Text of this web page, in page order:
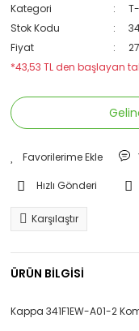
Kategori
Stok Kodu
Fiyat
*43,53 TL den başlayan
Hızlı Gönderi
Karşılaştır
ÜRÜN BİLGİSİ
Kappa 341F1EW-A01-2